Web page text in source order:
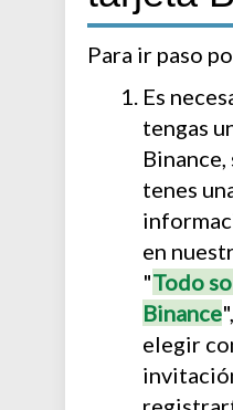
Para ir paso
Es
tengas
Binance,
tenes
en
"Todo
Binance
elegir